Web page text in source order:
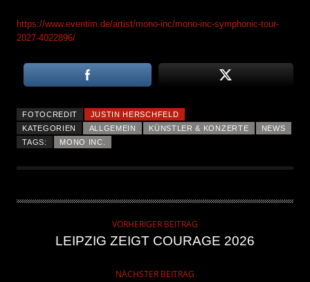
https://www.eventim.de/artist/mono-inc/mono-inc-symphonic-tour-
2027-4022896/
FOTOCREDIT
JUSTIN HERSCHFELD
KATEGORIEN
ALLGEMEIN KÜNSTLER & KONZERTE
NEWS
TAGS:
MONO INC.
VORHERIGER BEITRAG
LEIPZIG ZEIGT COURAGE 2026
NÄCHSTER BEITRAG